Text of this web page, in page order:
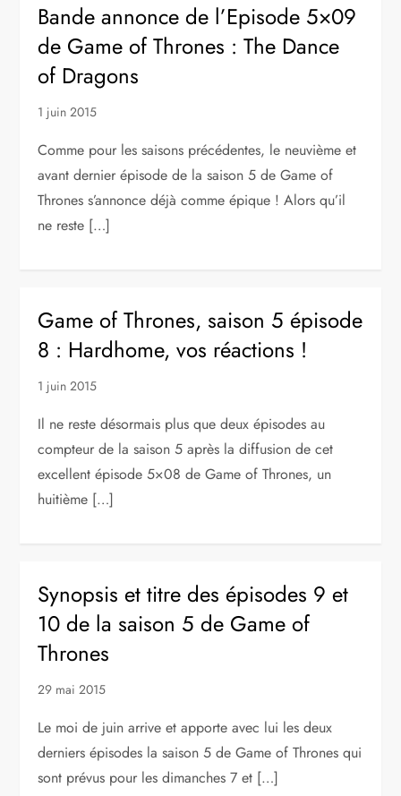
Bande annonce de l’Episode 5×09
de Game of Thrones : The Dance
of Dragons
1 juin 2015
Comme pour les saisons précédentes, le neuvième et
avant dernier épisode de la saison 5 de Game of
Thrones s’annonce déjà comme épique ! Alors qu’il
ne reste […]
Game of Thrones, saison 5 épisode
8 : Hardhome, vos réactions !
1 juin 2015
Il ne reste désormais plus que deux épisodes au
compteur de la saison 5 après la diffusion de cet
excellent épisode 5×08 de Game of Thrones, un
huitième […]
Synopsis et titre des épisodes 9 et
10 de la saison 5 de Game of
Thrones
29 mai 2015
Le moi de juin arrive et apporte avec lui les deux
derniers épisodes la saison 5 de Game of Thrones qui
sont prévus pour les dimanches 7 et […]